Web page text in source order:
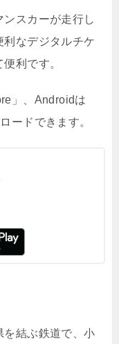
スカーが走行し
利なデジタルチケ
利です。
」、Androidは
ードできます。
を結ぶ鉄道で、小